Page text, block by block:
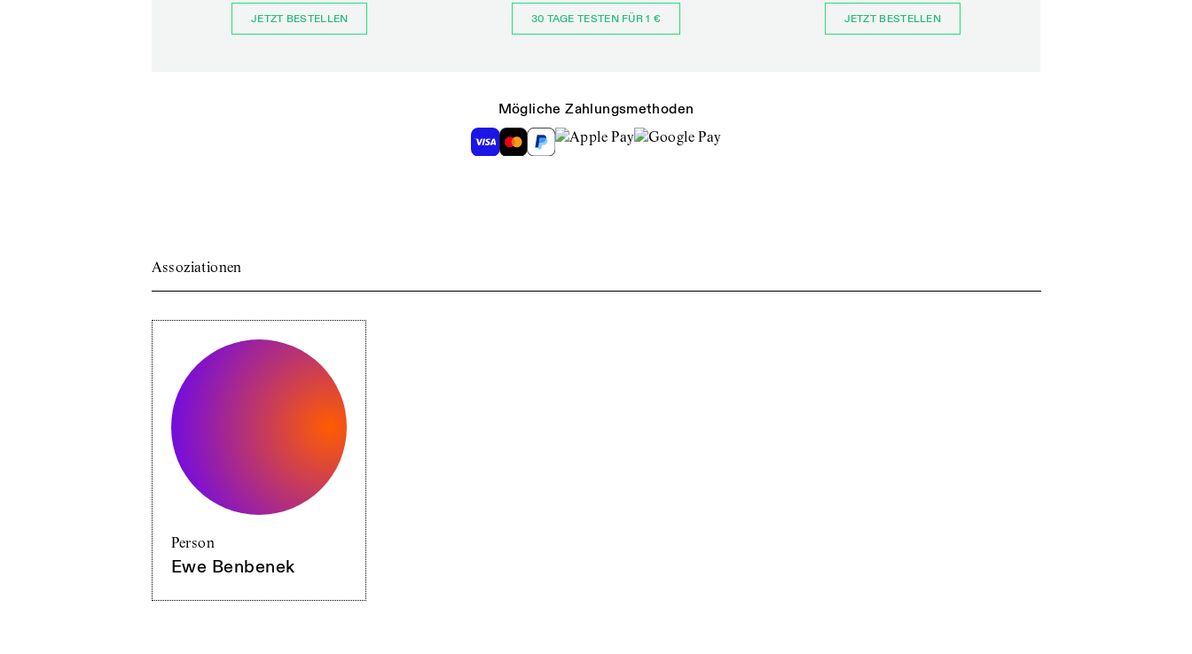
JETZT BESTELLEN 30 TAGE TESTEN FÜR 1 € JETZT BESTELLEN
Mögliche Zahlungsmethoden
Assoziationen
Person
Ewe Benbenek